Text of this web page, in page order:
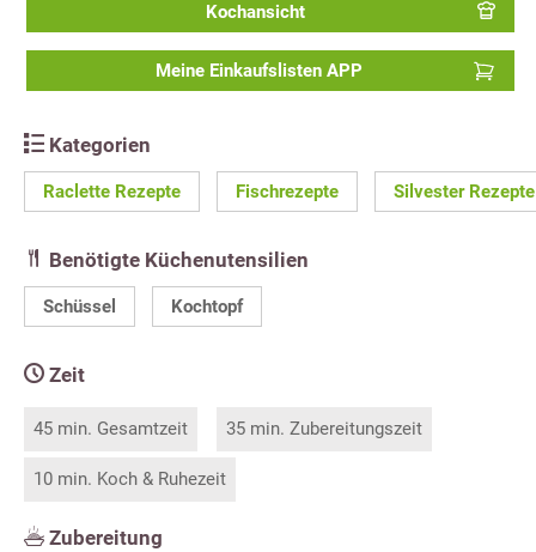
Kochansicht
Meine Einkaufslisten APP
Kategorien
Raclette Rezepte Fischrezepte Silvester Rezepte
Benötigte Küchenutensilien
Schüssel Kochtopf
Zeit
45 min. Gesamtzeit 35 min. Zubereitungszeit
10 min. Koch & Ruhezeit
Zubereitung